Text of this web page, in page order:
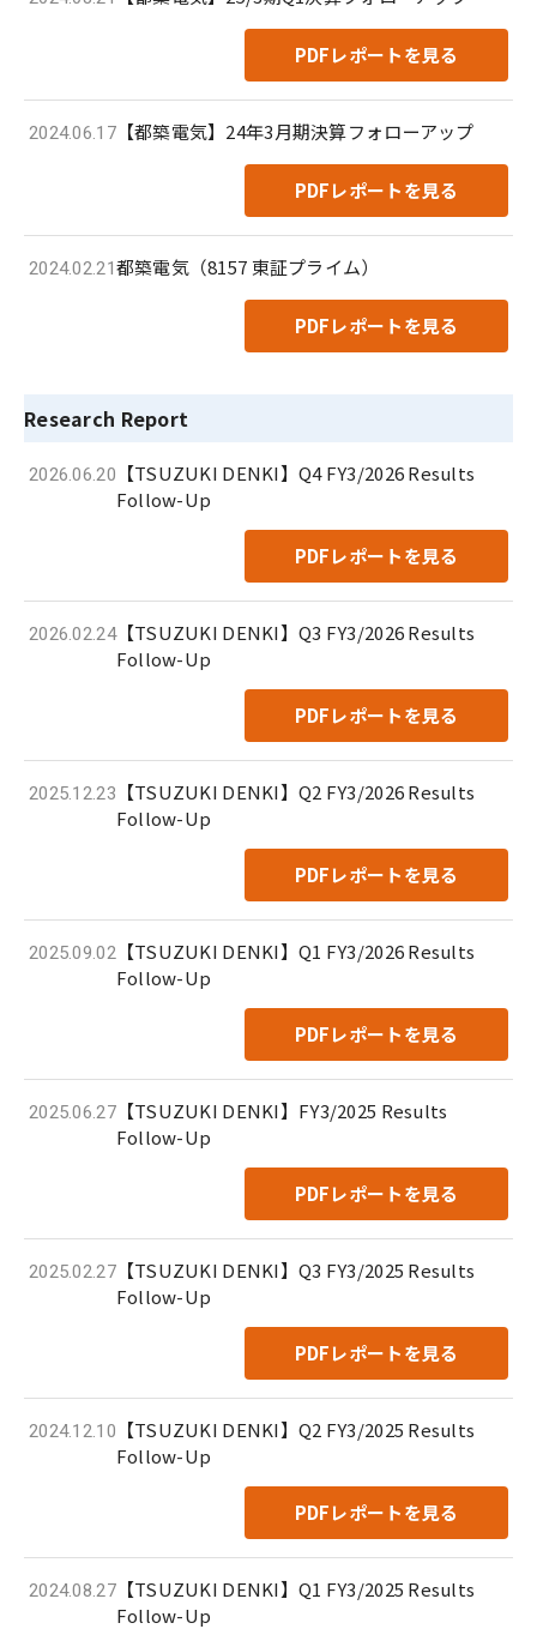
PDFレポートを見る
2024.06.17【都築電気】24年3月期決算フォローアップ
PDFレポートを見る
2024.02.21都築電気（8157 東証プライム）
PDFレポートを見る
Research Report
2026.06.20
【TSUZUKI DENKI】Q4 FY3/2026 Results
Follow-Up
PDFレポートを見る
2026.02.24【TSUZUKI DENKI】Q3 FY3/2026 Results
Follow-Up
PDFレポートを見る
2025.12.23
【TSUZUKI DENKI】Q2 FY3/2026 Results
Follow-Up
PDFレポートを見る
2025.09.02 【TSUZUKI DENKI】Q1 FY3/2026 Results
Follow-Up
PDFレポートを見る
2025.06.27【TSUZUKI DENKI】FY3/2025 Results
Follow-Up
PDFレポートを見る
2025.02.27【TSUZUKI DENKI】Q3 FY3/2025 Results
Follow-Up
PDFレポートを見る
2024.12.10
【TSUZUKI DENKI】Q2 FY3/2025 Results
Follow-Up
PDFレポートを見る
2024.08.27【TSUZUKI DENKI】Q1 FY3/2025 Results
Follow-Up